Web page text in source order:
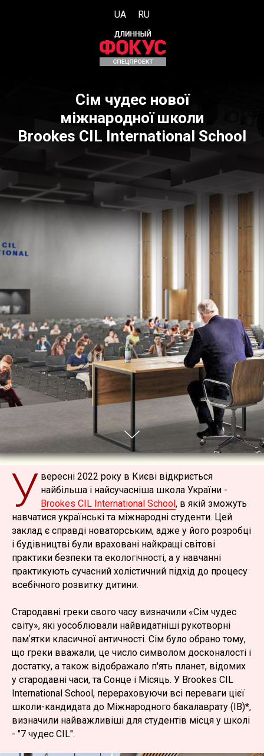
UA RU
Сім чудес нової
міжнародної школи
Brookes CIL International School
У вересні 2022 року в Києві відкриється
найбільша і найсучасніша школа України -
Brookes CIL International School, в якій зможуть
навчатися українські та міжнародні студенти. Цей
заклад є справді новаторським, адже у його розробці
і будівництві були враховані найкращі світові
практики безпеки та екологічності, а у навчанні
практикують сучасний холістичний підхід до процесу
всебічного розвитку дитини.
Стародавні греки свого часу визначили «Сім чудес
світу», які уособлювали найвидатніші рукотворні
памʼятки класичної античності. Сім було обрано тому,
що греки вважали, це число символом досконалості і
достатку, а також відображало п'ять планет, відомих
у стародавні часи, та Сонце і Місяць. У Brookes CIL
International School, перераховуючи всі переваги цієї
школи-кандидата до Міжнародного бакалаврату (IB)*,
визначили найважливіші для студентів місця у школі
- "7 чудес CIL".